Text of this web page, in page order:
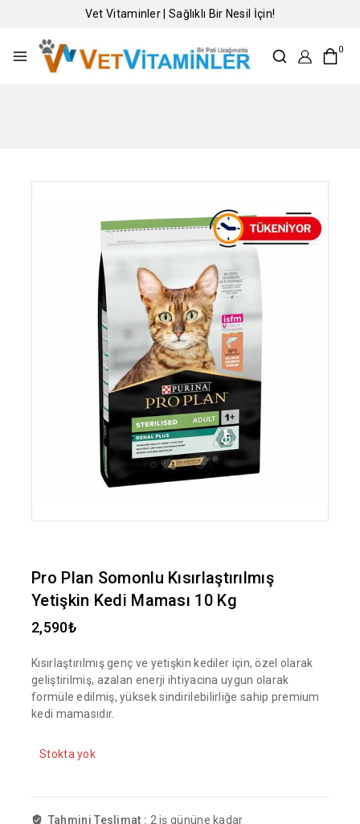
Vet Vitaminler | Sağlıklı Bir Nesil İçin!
0
Pro Plan Somonlu Kısırlaştırılmış
Yetişkin Kedi Maması 10 Kg
2,590₺
Kısırlaştırılmış genç ve yetişkin kediler için, özel olarak
geliştirilmiş, azalan enerji ihtiyacına uygun olarak
formüle edilmiş, yüksek sindirilebilirliğe sahip premium
kedi mamasıdır.
Stokta yok
Tahmini Teslimat : 2 iş gününe kadar